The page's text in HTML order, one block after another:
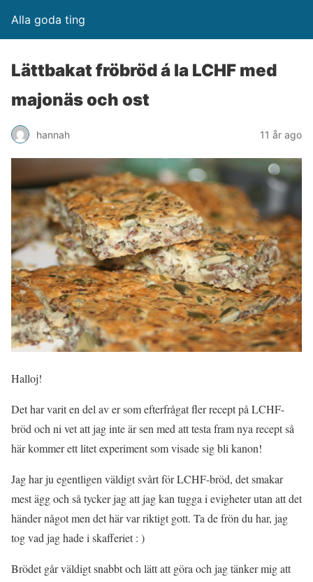
Alla goda ting
Lättbakat fröbröd á la LCHF med
majonäs och ost
hannah 11 år ago
Halloj!
Det har varit en del av er som efterfrågat fler recept på LCHF-
bröd och ni vet att jag inte är sen med att testa fram nya recept så
här kommer ett litet experiment som visade sig bli kanon!
Jag har ju egentligen väldigt svårt för LCHF-bröd, det smakar
mest ägg och så tycker jag att jag kan tugga i evigheter utan att det
händer något men det här var riktigt gott. Ta de frön du har, jag
tog vad jag hade i skafferiet : )
Brödet går väldigt snabbt och lätt att göra och jag tänker mig att